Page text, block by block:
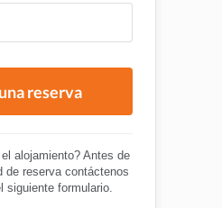
reserva
alojamiento? Antes de
de reserva contáctenos
siguiente formulario.